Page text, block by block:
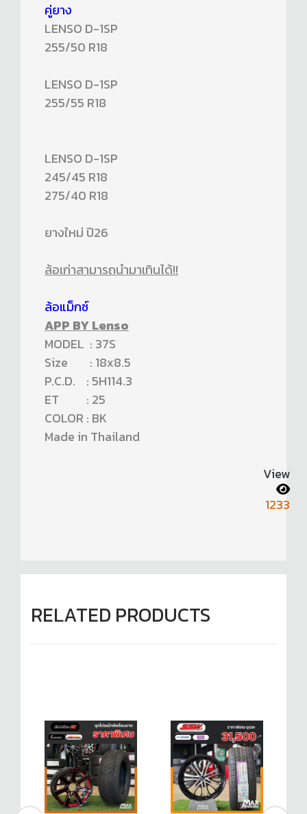
คู่ยาง
LENSO D-1SP
255/50 R18
LENSO D-1SP
255/55 R18
LENSO D-1SP
245/45 R18
275/40 R18
ยางใหม่ ปี26
ล้อเก่าสามารถนำมาเทินได้!!
ล้อแม็กซ์
APP BY Lenso
MODEL : 37S
Size : 18x8.5
P.C.D. : 5H114.3
ET : 25
COLOR : BK
Made in Thailand
View
1233
RELATED PRODUCTS